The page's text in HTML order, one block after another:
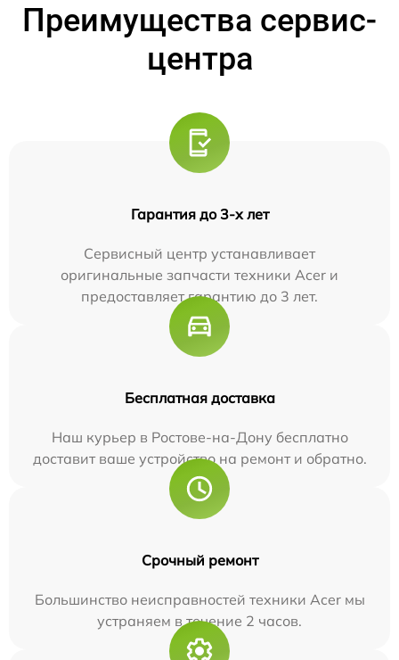
Преимущества сервис-
центра
Гарантия до 3-х лет
Сервисный центр устанавливает
оригинальные запчасти техники Acer и
предоставляет гарантию до 3 лет.
Бесплатная доставка
Наш курьер в Ростове-на-Дону бесплатно
доставит ваше устройство на ремонт и обратно.
Срочный ремонт
Большинство неисправностей техники Acer мы
устраняем в течение 2 часов.